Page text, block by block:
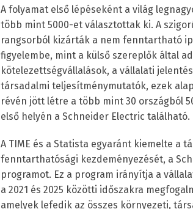
A folyamat első lépéseként a világ
több mint 5000-et választottak ki. A
rangsorból kizárták a nem fenntartható
figyelembe, mint a külső szereplők által
kötelezettségvállalások, a vállalati
társadalmi teljesítménymutatók, ezek
révén jött létre a több mint 30 országból
első helyén a Schneider Electric található.
A TIME és a Statista egyaránt kiemelte a
fenntarthatósági kezdeményezését, a
programot. Ez a program irányítja a
a 2021 és 2025 közötti időszakra
amelyek lefedik az összes környezeti,